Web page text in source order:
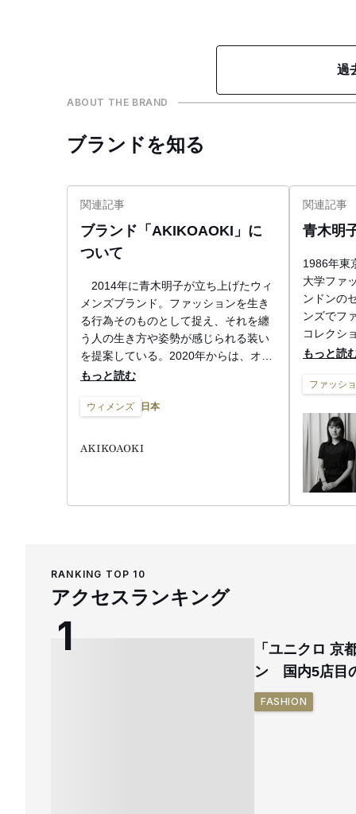
過
ABOUT THE BRAND
ブランドを知る
関連記事
ブランド「AKIKOAOKI」に
ついて
2014年に青木明子が立ち上げたウィ
メンズブランド。ファッションを生き
る行為そのものとして捉え、それを纏
う人の生き方や姿勢が感じられる装い
を提案している。2020年からは、オン
タイムで販売する新レーベル「ヌーン
の服に袖を通したことがない人や、フ
るよう、オンタイムで着用できるアイ
もっと読む
ウィメンズ 日本
関連記事
青木明
1986年東
大学ファ
ンドンの
ンズでフ
コレクシ
を経て、
月、
を発表。
Fashion
トに選出
ション大
を受賞。
もっと読
ファッシ
RANKING TOP 10
アクセスランキング
「ユニクロ 京
ン 国内5店目
FASHION